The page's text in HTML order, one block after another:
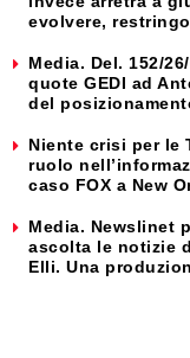
evolvere,
Media. Del. 152/
quote GEDI ad
del
Niente crisi per le
ruolo
caso FOX a New
Media. Newslinet
ascolta le notizie
Elli. Una